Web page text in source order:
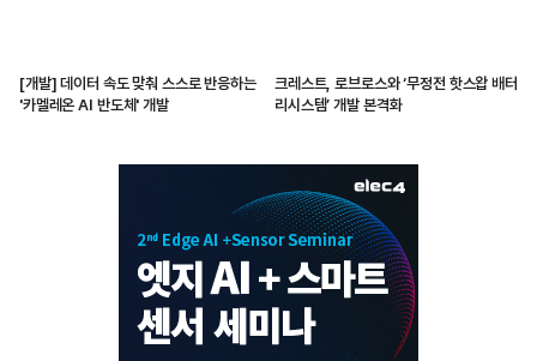
[개발] 데이터 속도 맞춰 스스로 반응하는
'카멜레온 AI 반도체' 개발
크레스트, 로브로스와 ‘무정전 핫스왑 배터
리시스템’ 개발 본격화